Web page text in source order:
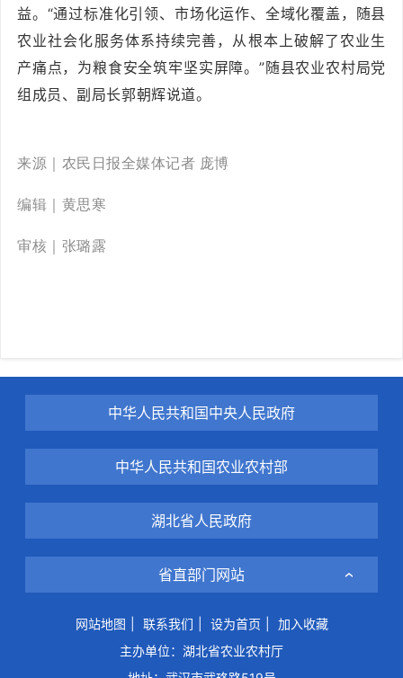
益。“通过标准化引领、市场化运作、全域化覆盖，随县
农业社会化服务体系持续完善，从根本上破解了农业生
产痛点，为粮食安全筑牢坚实屏障。”随县农业农村局党
组成员、副局长郭朝辉说道。
来源 ｜农民日报全媒体记者 庞博
编辑｜黄思寒
审核｜张璐露
中华人民共和国中央人民政府
中华人民共和国农业农村部
湖北省人民政府
省直部门网站
网站地图 联系我们 设为首页
加入收藏
主办单位：湖北省农业农村厅